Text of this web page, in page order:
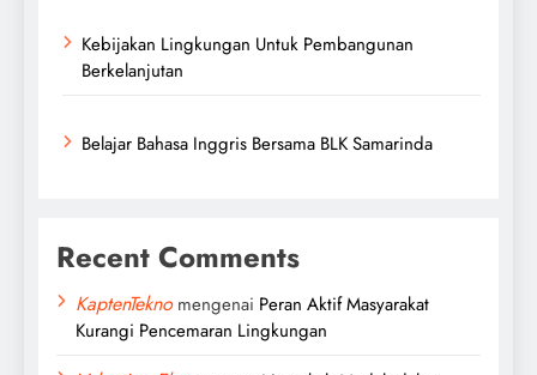
Kebijakan Lingkungan Untuk Pembangunan
Berkelanjutan
Belajar Bahasa Inggris Bersama BLK Samarinda
Recent Comments
KaptenTeknomengenai Peran Aktif Masyarakat
Kurangi Pencemaran Lingkungan